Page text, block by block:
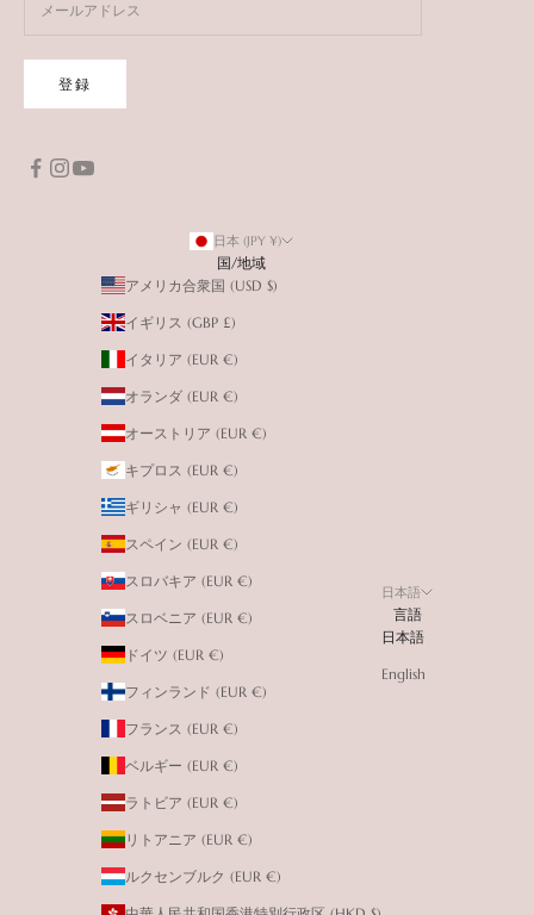
登録
日本 (JPY ¥)
国/地域
アメリカ合衆国 (USD $)
イギリス (GBP £)
イタリア (EUR €)
オランダ (EUR €)
オーストリア (EUR €)
キプロス (EUR €)
ギリシャ (EUR €)
スペイン (EUR €)
スロバキア (EUR €)
スロベニア (EUR €)
ドイツ (EUR €)
フィンランド (EUR €)
フランス (EUR €)
ベルギー (EUR €)
ラトビア (EUR €)
リトアニア (EUR €)
ルクセンブルク (EUR €)
日本語
言語
日本語
English